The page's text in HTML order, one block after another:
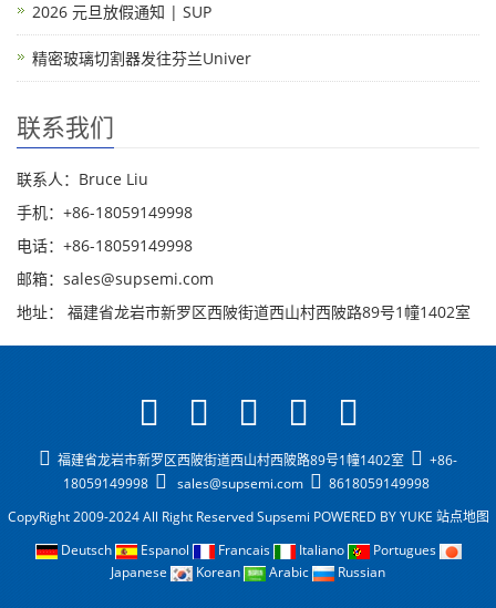
2026 元旦放假通知 | SUP
精密玻璃切割器发往芬兰Univer
联系我们
联系人：Bruce Liu
手机：+86-18059149998
电话：+86-18059149998
邮箱：sales@supsemi.com
地址： 福建省龙岩市新罗区西陂街道西山村西陂路89号1幢1402室
福建省龙岩市新罗区西陂街道西山村西陂路89号1幢1402室
+86-
18059149998
sales@supsemi.com
8618059149998
CopyRight 2009-2024 All Right Reserved Supsemi POWERED BY YUKE 站点地图
Deutsch
Espanol Francais Italiano
Portugues
Japanese
Korean Arabic Russian